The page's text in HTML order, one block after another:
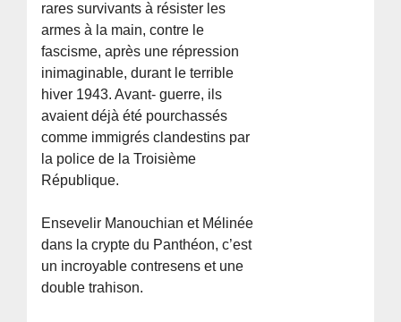
rares survivants à résister les
armes à la main, contre le
fascisme, après une répression
inimaginable, durant le terrible
hiver 1943. Avant- guerre, ils
avaient déjà été pourchassés
comme immigrés clandestins par
la police de la Troisième
République.
Ensevelir Manouchian et Mélinée
dans la crypte du Panthéon, c’est
un incroyable contresens et une
double trahison.